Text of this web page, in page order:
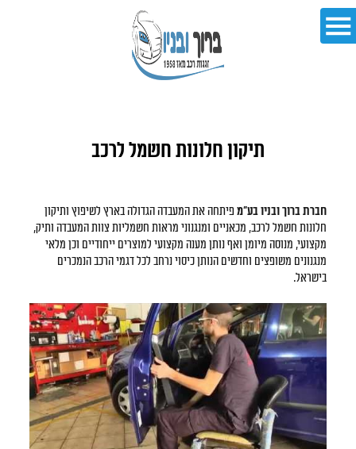
תיקון חלונות חשמל לרכב
חברת ברוך ובניו בע"מ פיתחה את המעבדה הגדולה בארץ לשיפוץ ותיקון
חלונות חשמל לרכב, מכאניים ומנגנוני מראות חשמליות צוות המעבדה ותיק,
מקצועי, מנוסה מיומן ואף נותן מענה מקצועי למוצרים ייחודיים וכן מלאי
מנגנונים משופצים וחדשים הנותן כיסוי נרחב לכל דגמי הרכב הנמכרים
בישראל.